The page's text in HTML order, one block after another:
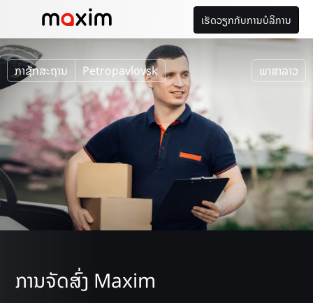
ເຮັດວຽກກັບການບໍລິການ
ກາຊັກສະຖານ Petropavlovsk ພາສາລາວ
ການຈັດສົ່ງ Maxim